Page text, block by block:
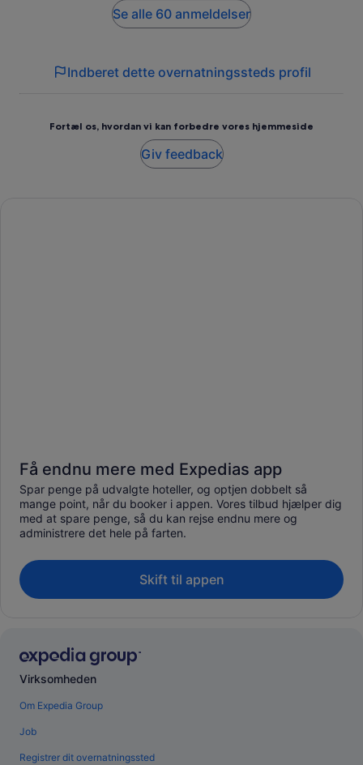
Se alle 60 anmeldelser
Indberet dette overnatningssteds profil
Fortæl os, hvordan vi kan forbedre vores hjemmeside
Giv feedback
Få endnu mere med Expedias app
Spar penge på udvalgte hoteller, og optjen dobbelt så
mange point, når du booker i appen. Vores tilbud hjælper dig
med at spare penge, så du kan rejse endnu mere og
administrere det hele på farten.
Skift til appen
Virksomheden
Om Expedia Group
Job
Registrer dit overnatningssted